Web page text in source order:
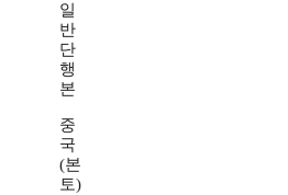
일
반
단
행
본
중
국
(본
토)